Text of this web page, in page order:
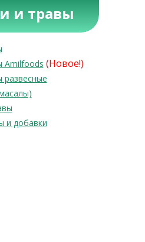
и травы
Amilfoods (Новое!)
развесные
и добавки